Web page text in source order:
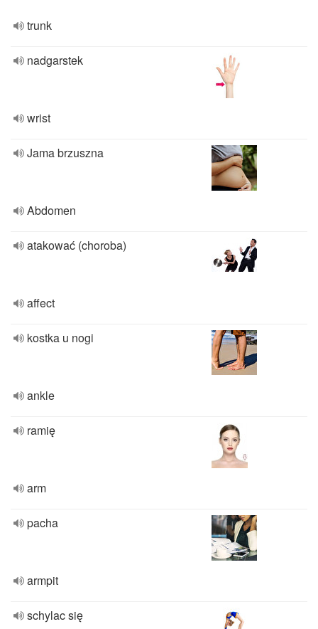
trunk
nadgarstek
wrist
Jama brzuszna
Abdomen
atakować (choroba)
affect
kostka u nogi
ankle
ramię
arm
pacha
armpit
schylac się